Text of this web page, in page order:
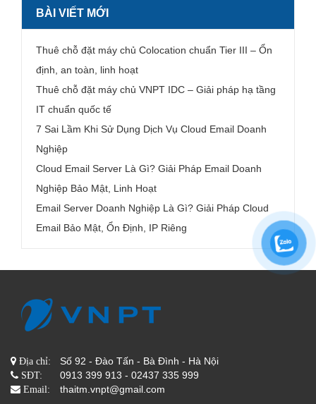
BÀI VIẾT MỚI
Thuê chỗ đặt máy chủ Colocation chuẩn Tier III – Ổn
định, an toàn, linh hoạt
Thuê chỗ đặt máy chủ VNPT IDC – Giải pháp hạ tầng
IT chuẩn quốc tế
7 Sai Lầm Khi Sử Dụng Dịch Vụ Cloud Email Doanh
Nghiệp
Cloud Email Server Là Gì? Giải Pháp Email Doanh
Nghiệp Bảo Mật, Linh Hoạt
Email Server Doanh Nghiệp Là Gì? Giải Pháp Cloud
Email Bảo Mật, Ổn Định, IP Riêng
Địa chỉ: Số 92 - Đào Tấn - Bà Đình - Hà Nội
SĐT: 0913 399 913 - 02437 335 999
Email: thaitm.vnpt@gmail.com